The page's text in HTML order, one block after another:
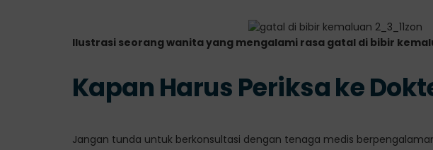
Ilustrasi seorang wanita yang mengalami rasa gatal di bibir
Kapan Harus Periksa ke
Jangan tunda untuk berkonsultasi dengan tenaga medis